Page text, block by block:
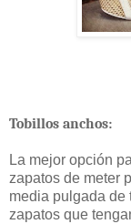
Tobillos anchos:
La mejor opción
zapatos de meter
media pulgada de
zapatos que